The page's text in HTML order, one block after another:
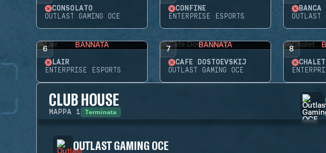
CONSOLATO
OUTLAST GAMING OCE
CONFINE
ENTERPRISE ESPORTS
BANCA
OUTLAST
6 BANNATA
LAIR
ENTERPRISE ESPORTS
7 BANNATA
CAFÉ DOSTOEVSKIJ
OUTLAST GAMING OCE
8
CHALET
CLUB HOUSE
MAPPA 1 Terminata
OUTLAST GAMING OCE